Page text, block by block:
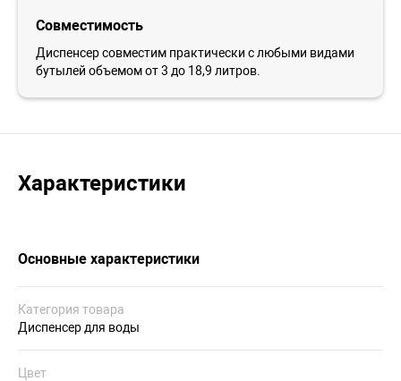
Совместимость
Диспенсер совместим практически с любыми видами
бутылей объемом от 3 до 18,9 литров.
Характеристики
Основные характеристики
Категория товара
Диспенсер для воды
Цвет